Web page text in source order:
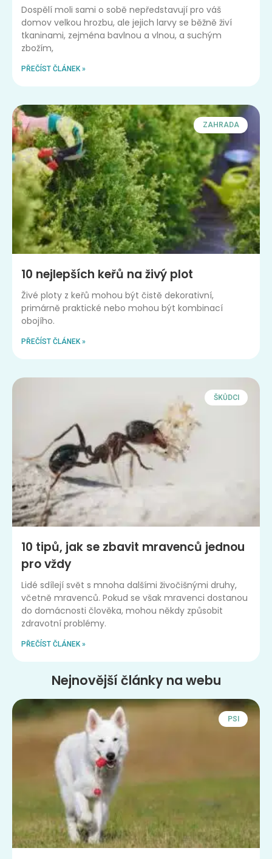
Dospělí moli sami o sobě nepředstavují pro váš
domov velkou hrozbu, ale jejich larvy se běžně živí
tkaninami, zejména bavlnou a vlnou, a suchým
zbožím,
PŘEČÍST ČLÁNEK »
ZAHRADA
10 nejlepších keřů na živý plot
Živé ploty z keřů mohou být čistě dekorativní,
primárně praktické nebo mohou být kombinací
obojího.
PŘEČÍST ČLÁNEK »
ŠKŮDCI
10 tipů, jak se zbavit mravenců jednou
pro vždy
Lidé sdílejí svět s mnoha dalšími živočišnými druhy,
včetně mravenců. Pokud se však mravenci dostanou
do domácnosti člověka, mohou někdy způsobit
zdravotní problémy.
PŘEČÍST ČLÁNEK »
Nejnovější články na webu
PSI